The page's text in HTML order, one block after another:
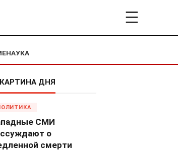
☰
НАУКА
КАРТИНА ДНЯ
СМИ
о
смерти